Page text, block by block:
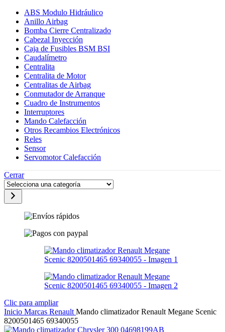
ABS Modulo Hidráulico
Anillo Airbag
Bomba Cierre Centralizado
Cabezal Inyección
Caja de Fusibles BSM BSI
Caudalímetro
Centralita
Centralita de Motor
Centralitas de Airbag
Conmutador de Arranque
Cuadro de Instrumentos
Interruptores
Mando Calefacción
Otros Recambios Electrónicos
Reles
Sensor
Servomotor Calefacción
Cerrar
Selecciona
una
categoría
Clic para ampliar
Inicio Marcas Renault Mando climatizador Renault Megane Scenic
8200501465 69340055